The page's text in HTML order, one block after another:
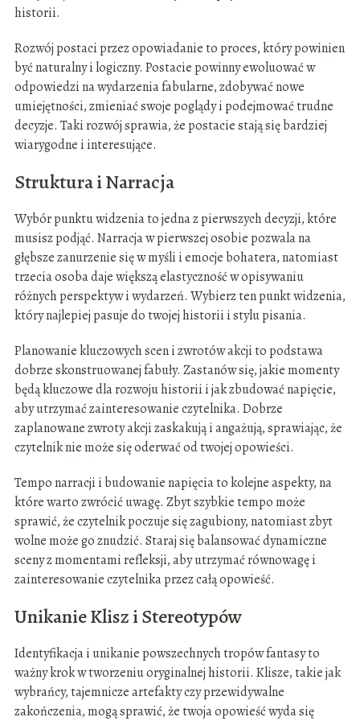
historii.
Rozwój postaci przez opowiadanie to proces, który powinien
być naturalny i logiczny. Postacie powinny ewoluować w
odpowiedzi na wydarzenia fabularne, zdobywać nowe
umiejętności, zmieniać swoje poglądy i podejmować trudne
decyzje. Taki rozwój sprawia, że postacie stają się bardziej
wiarygodne i interesujące.
Struktura i Narracja
Wybór punktu widzenia to jedna z pierwszych decyzji, które
musisz podjąć. Narracja w pierwszej osobie pozwala na
głębsze zanurzenie się w myśli i emocje bohatera, natomiast
trzecia osoba daje większą elastyczność w opisywaniu
różnych perspektyw i wydarzeń. Wybierz ten punkt widzenia,
który najlepiej pasuje do twojej historii i stylu pisania.
Planowanie kluczowych scen i zwrotów akcji to podstawa
dobrze skonstruowanej fabuły. Zastanów się, jakie momenty
będą kluczowe dla rozwoju historii i jak zbudować napięcie,
aby utrzymać zainteresowanie czytelnika. Dobrze
zaplanowane zwroty akcji zaskakują i angażują, sprawiając, że
czytelnik nie może się oderwać od twojej opowieści.
Tempo narracji i budowanie napięcia to kolejne aspekty, na
które warto zwrócić uwagę. Zbyt szybkie tempo może
sprawić, że czytelnik poczuje się zagubiony, natomiast zbyt
wolne może go znudzić. Staraj się balansować dynamiczne
sceny z momentami refleksji, aby utrzymać równowagę i
zainteresowanie czytelnika przez całą opowieść.
Unikanie Klisz i Stereotypów
Identyfikacja i unikanie powszechnych tropów fantasy to
ważny krok w tworzeniu oryginalnej historii. Klisze, takie jak
wybrańcy, tajemnicze artefakty czy przewidywalne
zakończenia, mogą sprawić, że twoja opowieść wyda się